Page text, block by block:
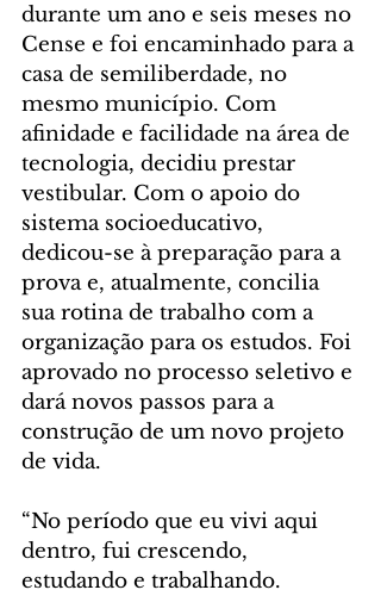
durante um ano e seis meses no
Cense e foi encaminhado para a
casa de semiliberdade, no
mesmo município. Com
afinidade e facilidade na área de
tecnologia, decidiu prestar
vestibular. Com o apoio do
sistema socioeducativo,
dedicou-se à preparação para a
prova e, atualmente, concilia
sua rotina de trabalho com a
organização para os estudos. Foi
aprovado no processo seletivo e
dará novos passos para a
construção de um novo projeto
de vida.
“No período que eu vivi aqui
dentro, fui crescendo,
estudando e trabalhando.